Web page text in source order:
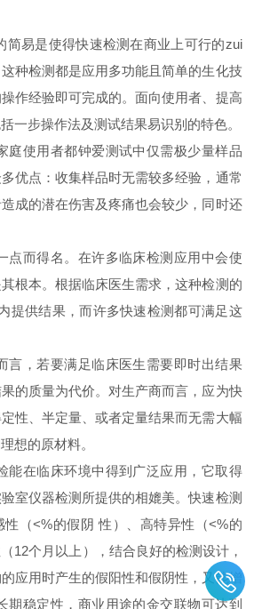
简易是使得快速检测在商业上可行的zui
种检测都是应用多功能且简单的生化技
作经验即可完成的。面向使用者、提高
一步操作法及测试结果易识别的特色。
庭使用者都钟爱测试中仅需极少量样品
优点：收集样品时无需较多经验，通常
成的潜在伤害及疼痛也会较少，同时还
点而得名。在许多临床检测应用中会使
根本。根据临床医生需求，这种检测的
提供结果，而许多快速检测都可满足这
言，若要满足临床医生需要即时出结果
的质量为代价。对生产商而言，应为快
性、半定量、或者定量结果而无需大幅
想的原材料。
能在临床环境中得到广泛应用，它取得
室仪器检测所提供的相媲美。快速检测
性（<%的假阴 性）、高特异性（<%的
12个月以上），结合良好的检测设计，
应用时产生的假阳性和假阴性，又能增
期稳定性，商业用途的金交联物可达到